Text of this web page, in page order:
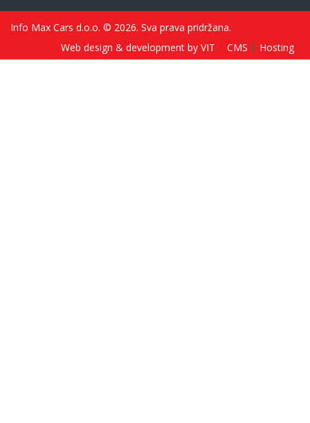
Info Max Cars d.o.o. © 2026. Sva prava pridržana.
Web design & development by VIT
CMS Hosting